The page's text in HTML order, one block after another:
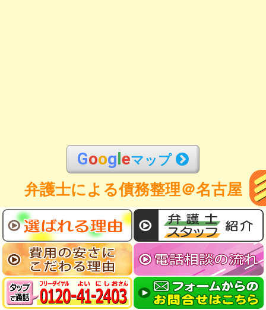
Googleマップ
弁護士による債務整理＠名古屋